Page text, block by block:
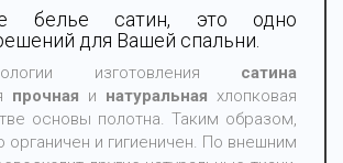
белье сатин, это одно
для Вашей спальни.
изготовления сатина
прочная и натуральная хлопковая
основы полотна. Таким образом,
органичен и гигиеничен. По внешним